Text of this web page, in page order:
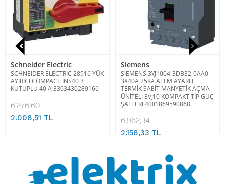
Schneider Electric
SCHNEIDER ELECTRIC 28916 YÜK
AYIRICI COMPACT INS40 3
KUTUPLU 40 A 3303430289166
6.276,60 TL
2.008,51 TL
Siemens
SIEMENS 3VJ1004-3DB32-0AA0
3X40A 25KA ATFM AYARLI
TERMİK SABİT MANYETİK AÇMA
ÜNİTELİ 3VJ10 KOMPAKT TİP GÜÇ
ŞALTERİ 4001869590868
6.962,34 TL
2.158,33 TL